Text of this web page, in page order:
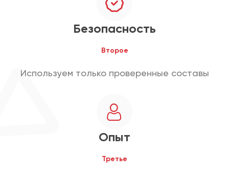
Безопасность
Второе
Используем только проверенные составы
Опыт
Третье